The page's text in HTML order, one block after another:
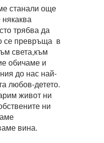
станали още
трябва да
се превръща в
света,към
обичаме и
до нас най-
любов-детето.
живот ни
ни
вина.